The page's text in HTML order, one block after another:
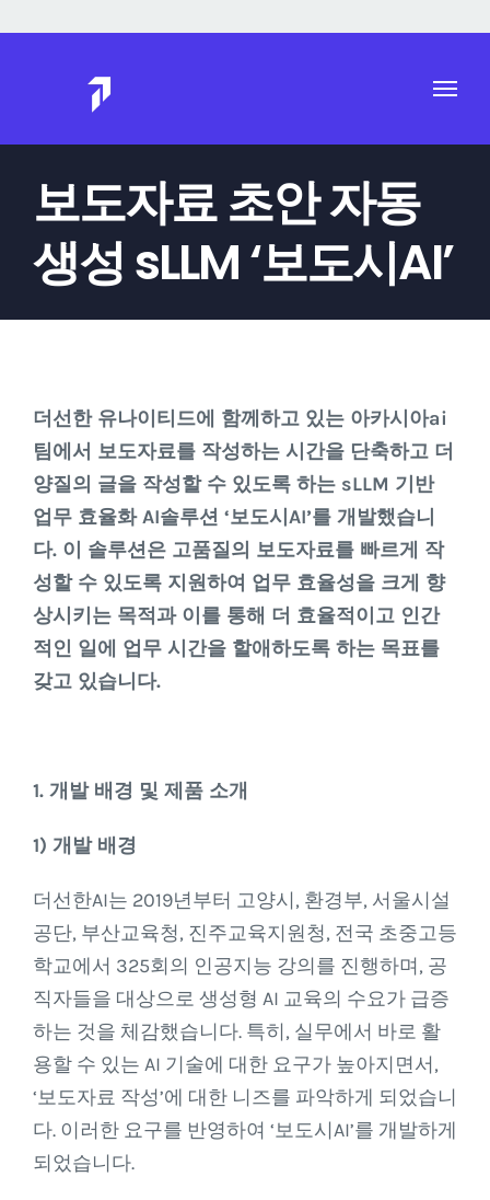
보도자료 초안 자동
생성 sLLM ‘보도시AI’
더선한 유나이티드에 함께하고 있는 아카시아ai
팀에서 보도자료를 작성하는 시간을 단축하고 더
양질의 글을 작성할 수 있도록 하는 sLLM 기반
업무 효율화 AI솔루션 ‘보도시AI’를 개발했습니
다. 이 솔루션은 고품질의 보도자료를 빠르게 작
성할 수 있도록 지원하여 업무 효율성을 크게 향
상시키는 목적과 이를 통해 더 효율적이고 인간
적인 일에 업무 시간을 할애하도록 하는 목표를
갖고 있습니다.
1. 개발 배경 및 제품 소개
1) 개발 배경
더선한AI는 2019년부터 고양시, 환경부, 서울시설
공단, 부산교육청, 진주교육지원청, 전국 초중고등
학교에서 325회의 인공지능 강의를 진행하며, 공
직자들을 대상으로 생성형 AI 교육의 수요가 급증
하는 것을 체감했습니다. 특히, 실무에서 바로 활
용할 수 있는 AI 기술에 대한 요구가 높아지면서,
‘보도자료 작성’에 대한 니즈를 파악하게 되었습니
다. 이러한 요구를 반영하여 ‘보도시AI’를 개발하게
되었습니다.